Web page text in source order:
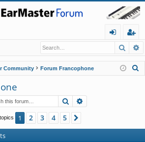
in
eg
ist
er
Community Forum Francophone
Search
1 2 3 4 5